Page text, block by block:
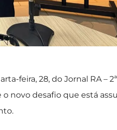
feira, 28, do Jornal RA –
novo desafio que está